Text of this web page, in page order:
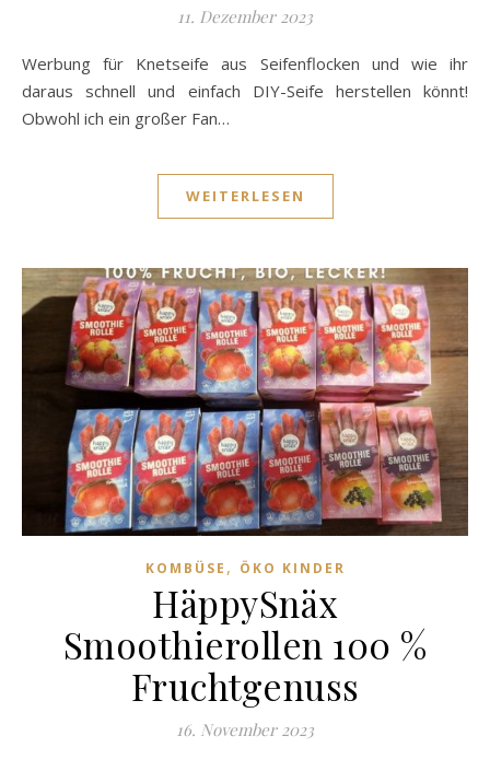
11. Dezember 2023
Werbung für Knetseife aus Seifenflocken und wie ihr
daraus schnell und einfach DIY-Seife herstellen könnt!
Obwohl ich ein großer Fan…
WEITERLESEN
KOMBÜSE , ÖKO KINDER
HäppySnäx
Smoothierollen 100 %
Fruchtgenuss
16. November 2023